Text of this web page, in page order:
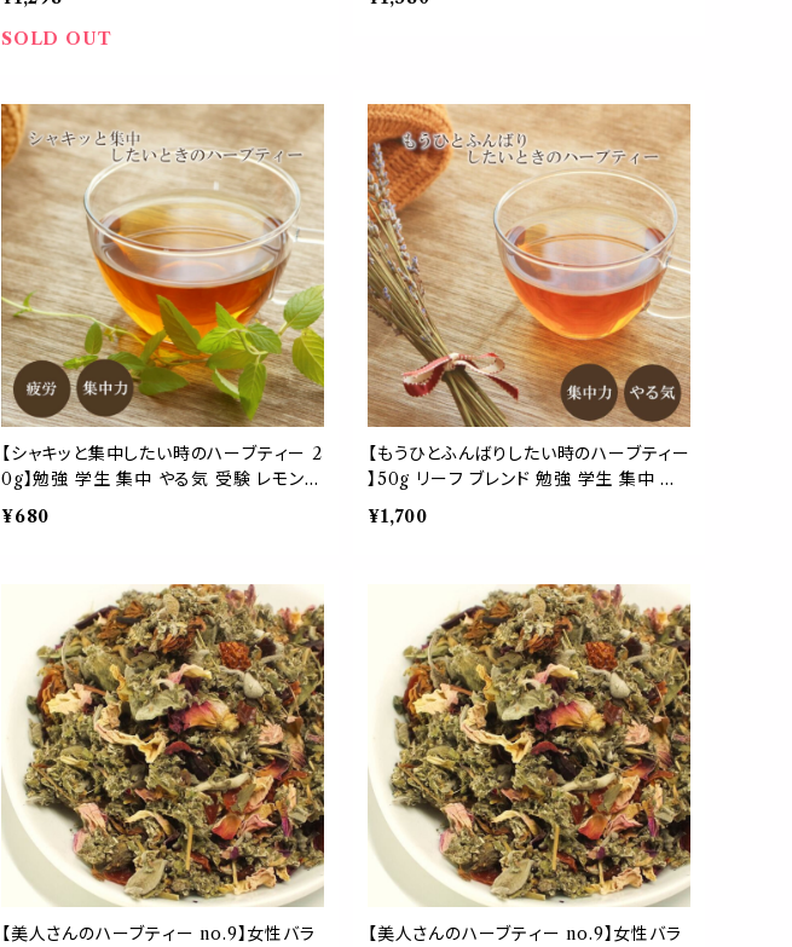
美容 贈り物 ギフト お茶 ティータイム ハ
ーブ リフレッシュ むくみ 消化
SOLD OUT
簡単 ホット お茶 健康 植物 ローズマリー
【シャキッと集中したい時のハーブティー 2
0g】勉強 学生 集中 やる気 受験 レモング
ラス ペパーミント マテ マルベリー ローズ
マリー シベリアニンジン デスクワーク 作
¥680
【もうひとふんばりしたい時のハーブティー
】50g リーフ ブレンド 勉強 学生 集中 や
る気 受験 トウキ オレンジピール マテ マ
ルベリー ローズマリー シベリアニンジン
¥1,700
【美人さんのハーブティー no.9】女性バラ
【美人さんのハーブティー no.9】女性バラ